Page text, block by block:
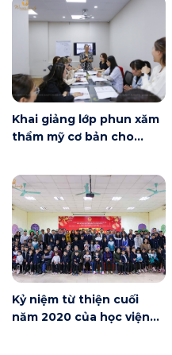
Khai giảng lớp phun xăm
thẩm mỹ cơ bản cho
Nội
Kỷ niệm từ thiện cuối
năm 2020 của học viện